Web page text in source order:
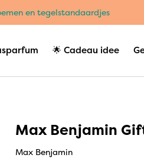
en tegelstandaardjes
🌟 Cadeau idee
Max Benjamin
Max Benjamin